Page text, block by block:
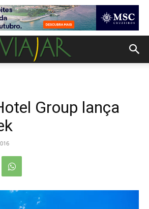
Group lança